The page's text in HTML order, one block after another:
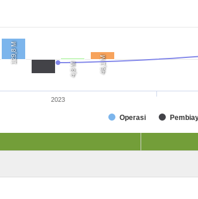
129,8 M
4,8 M 46,1 M
Operasi
2023